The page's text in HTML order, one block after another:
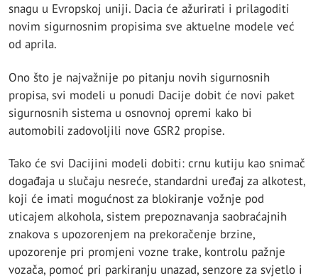
snagu u Evropskoj uniji. Dacia će ažurirati i prilagoditi
novim sigurnosnim propisima sve aktuelne modele već
od aprila.
Ono što je najvažnije po pitanju novih sigurnosnih
propisa, svi modeli u ponudi Dacije dobit će novi paket
sigurnosnih sistema u osnovnoj opremi kako bi
automobili zadovoljili nove GSR2 propise.
Tako će svi Dacijini modeli dobiti: crnu kutiju kao snimač
događaja u slučaju nesreće, standardni uređaj za alkotest,
koji će imati mogućnost za blokiranje vožnje pod
uticajem alkohola, sistem prepoznavanja saobraćajnih
znakova s upozorenjem na prekoračenje brzine,
upozorenje pri promjeni vozne trake, kontrolu pažnje
vozača, pomoć pri parkiranju unazad, senzore za svjetlo i